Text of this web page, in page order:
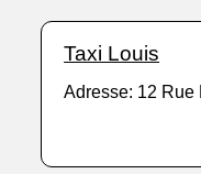
Taxi Louis
Adresse: 12 Rue